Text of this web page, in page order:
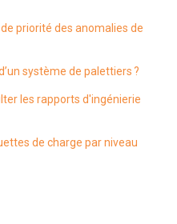
priorité des anomalies de
système de palettiers ?
les rapports d'ingénierie
de charge par niveau